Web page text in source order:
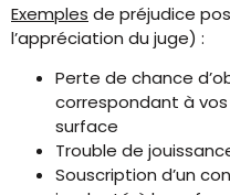
Exemples de préjudice
l’appréciation du juge) :
Perte de chance
correspondant à
surface
Trouble de
Souscription d’un